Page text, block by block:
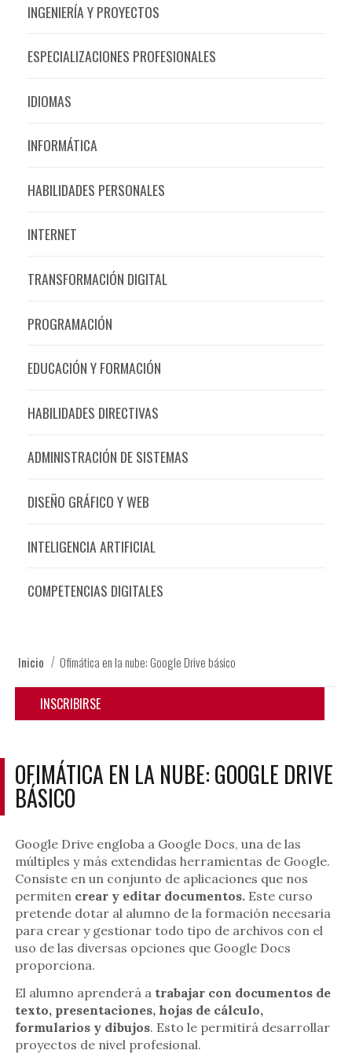
INGENIERÍA Y PROYECTOS
ESPECIALIZACIONES PROFESIONALES
IDIOMAS
INFORMÁTICA
HABILIDADES PERSONALES
INTERNET
TRANSFORMACIÓN DIGITAL
PROGRAMACIÓN
EDUCACIÓN Y FORMACIÓN
HABILIDADES DIRECTIVAS
ADMINISTRACIÓN DE SISTEMAS
DISEÑO GRÁFICO Y WEB
INTELIGENCIA ARTIFICIAL
COMPETENCIAS DIGITALES
Inicio Ofimática en la nube: Google Drive básico
INSCRIBIRSE
OFIMÁTICA EN LA NUBE: GOOGLE DRIVE
BÁSICO
Google Drive engloba a Google Docs, una de las
múltiples y más extendidas herramientas de Google.
Consiste en un conjunto de aplicaciones que nos
permiten crear y editar documentos. Este curso
pretende dotar al alumno de la formación necesaria
para crear y gestionar todo tipo de archivos con el
uso de las diversas opciones que Google Docs
proporciona.
El alumno aprenderá a trabajar con documentos de
texto, presentaciones, hojas de cálculo,
formularios y dibujos. Esto le permitirá desarrollar
proyectos de nivel profesional.